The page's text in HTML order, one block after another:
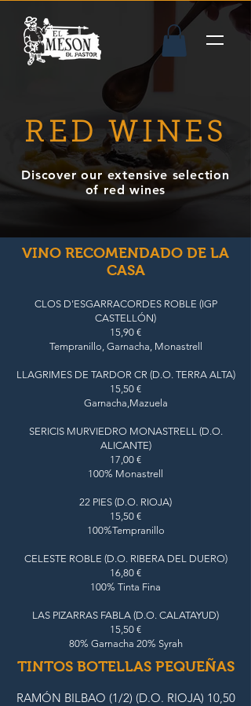
RED WINES
Discover our extensive selection
of red wines
VINO RECOMENDADO DE LA
CASA
CLOS D'ESGARRACORDES ROBLE (IGP
CASTELLÓN)
15,90 €
Tempranillo, Garnacha, Monastrell
LLAGRIMES DE TARDOR CR (D.O. TERRA ALTA)
15,50 €
Garnacha,Mazuela
SERICIS MURVIEDRO MONASTRELL (D.O.
ALICANTE)
17,00 €
100% Monastrell
22 PIES (D.O. RIOJA)
15,50 €
100%Tempranillo
CELESTE ROBLE (D.O. RIBERA DEL DUERO)
16,80 €
100% Tinta Fina
LAS PIZARRAS FABLA (D.O. CALATAYUD)
15,50 €
80% Garnacha 20% Syrah
TINTOS BOTELLAS PEQUEÑAS
RAMÓN BILBAO (1/2) (D.O. RIOJA) 10,50